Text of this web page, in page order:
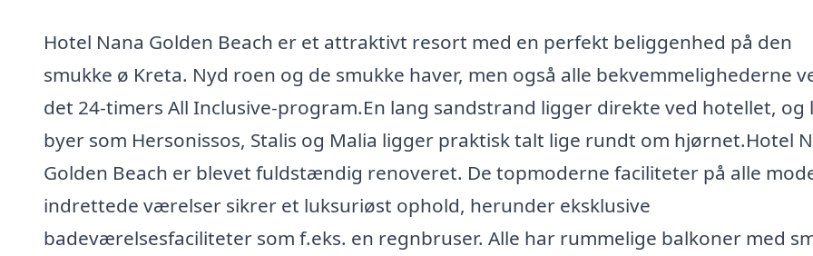
Hotel Nana Golden Beach er et attraktivt resort med en perfekt beliggenhed på den
smukke ø Kreta. Nyd roen og de smukke haver, men også alle bekvemmelighederne
det 24-timers All Inclusive-program.En lang sandstrand ligger direkte ved hotellet, og
byer som Hersonissos, Stalis og Malia ligger praktisk talt lige rundt om hjørnet.Hotel
Golden Beach er blevet fuldstændig renoveret. De topmoderne faciliteter på alle
indrettede værelser sikrer et luksuriøst ophold, herunder eksklusive
badeværelsesfaciliteter som f.eks. en regnbruser. Alle har rummelige balkoner med